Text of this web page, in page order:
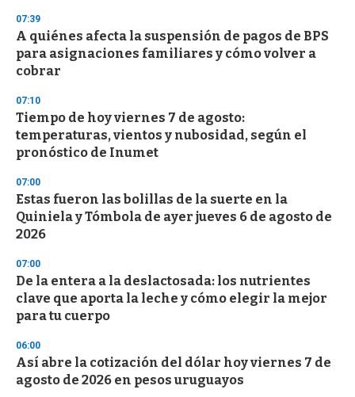
07:39
A quiénes afecta la suspensión de pagos de BPS
para asignaciones familiares y cómo volver a
cobrar
07:10
Tiempo de hoy viernes 7 de agosto:
temperaturas, vientos y nubosidad, según el
pronóstico de Inumet
07:00
Estas fueron las bolillas de la suerte en la
Quiniela y Tómbola de ayer jueves 6 de agosto de
2026
07:00
De la entera a la deslactosada: los nutrientes
clave que aporta la leche y cómo elegir la mejor
para tu cuerpo
06:00
Así abre la cotización del dólar hoy viernes 7 de
agosto de 2026 en pesos uruguayos